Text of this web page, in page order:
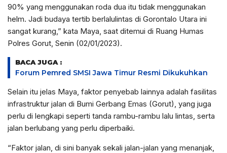
90% yang menggunakan roda dua itu tidak menggunakan
helm. Jadi budaya tertib berlalulintas di Gorontalo Utara ini
sangat kurang,” kata Maya, saat ditemui di Ruang Humas
Polres Gorut, Senin (02/01/2023).
BACA JUGA :
Forum Pemred SMSI Jawa Timur Resmi Dikukuhkan
Selain itu jelas Maya, faktor penyebab lainnya adalah fasilitas
infrastruktur jalan di Bumi Gerbang Emas (Gorut), yang juga
perlu di lengkapi seperti tanda rambu-rambu lalu lintas, serta
jalan berlubang yang perlu diperbaiki.
“Faktor jalan, di sini banyak sekali jalan-jalan yang menanjak,